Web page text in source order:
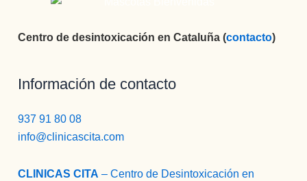
Centro de desintoxicación en Cataluña (contacto)
Información de contacto
937 91 80 08
info@clinicascita.com
CLINICAS CITA – Centro de Desintoxicación en